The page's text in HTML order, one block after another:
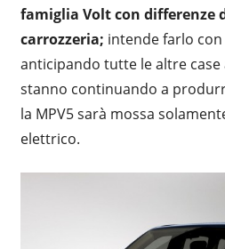
famiglia Volt con differenze
carrozzeria; intende farlo con
anticipando tutte le altre
stanno continuando a
la MPV5 sarà mossa
elettrico.